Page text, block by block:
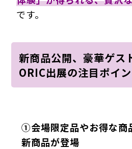
です。
新商品公開、豪華ゲス
ORIC出展の注目ポイ
①会場限定品やお得な商
新商品が登場